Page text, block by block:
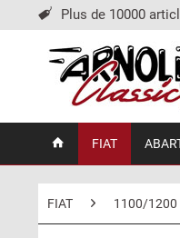
Plus de 10000
FIAT
FIAT 1100/1200